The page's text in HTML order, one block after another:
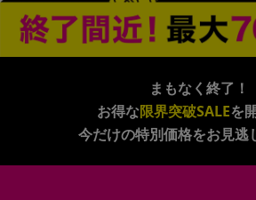
まもなく終了！
お得な限界突破SALEを
今だけの特別価格をお見逃